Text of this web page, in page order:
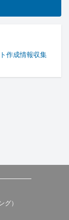
作成情報収集
グ）